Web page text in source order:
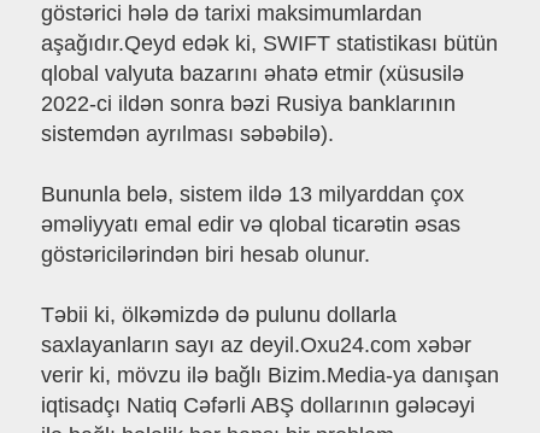
göstərici hələ də tarixi maksimumlardan
aşağıdır.Qeyd edək ki, SWIFT statistikası bütün
qlobal valyuta bazarını əhatə etmir (xüsusilə
2022-ci ildən sonra bəzi Rusiya banklarının
sistemdən ayrılması səbəbilə).
Bununla belə, sistem ildə 13 milyarddan çox
əməliyyatı emal edir və qlobal ticarətin əsas
göstəricilərindən biri hesab olunur.
Təbii ki, ölkəmizdə də pulunu dollarla
saxlayanların sayı az deyil.Oxu24.com xəbər
verir ki, mövzu ilə bağlı Bizim.Media-ya danışan
iqtisadçı Natiq Cəfərli ABŞ dollarının gələcəyi